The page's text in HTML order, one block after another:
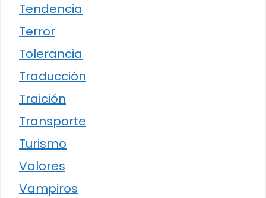
Tendencia
Terror
Tolerancia
Traducción
Traición
Transporte
Turismo
Valores
Vampiros